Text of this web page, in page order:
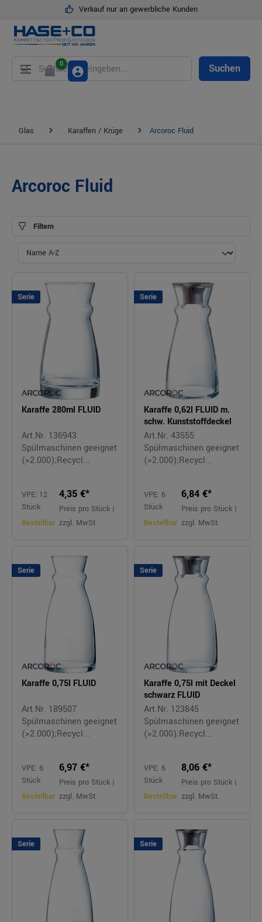
Verkauf nur an gewerbliche Kunden
Suchen
0
Glas Karaffen / Krüge Arcoroc Fluid
Arcoroc Fluid
Filtern
Serie
Karaffe 280ml FLUID
Art.Nr. 136943
Spülmaschinen geeignet
(>2.000);Recycl...
VPE: 12
Stück
Bestellbar
4,35 €*
Preis pro Stück |
zzgl. MwSt.
Serie
Karaffe 0,62l FLUID m.
schw. Kunststoffdeckel
Art.Nr. 43555
Spülmaschinen geeignet
(>2.000);Recycl...
VPE: 6
Stück
Bestellbar
6,84 €*
Preis pro Stück |
zzgl. MwSt.
Serie
Karaffe 0,75l FLUID
Art.Nr. 189507
Spülmaschinen geeignet
(>2.000);Recycl...
VPE: 6
Stück
Bestellbar
6,97 €*
Preis pro Stück |
zzgl. MwSt.
Serie
Karaffe 0,75l mit Deckel
schwarz FLUID
Art.Nr. 123845
Spülmaschinen geeignet
(>2.000);Recycl...
VPE: 6
Stück
Bestellbar
8,06 €*
Preis pro Stück |
zzgl. MwSt.
Serie Serie